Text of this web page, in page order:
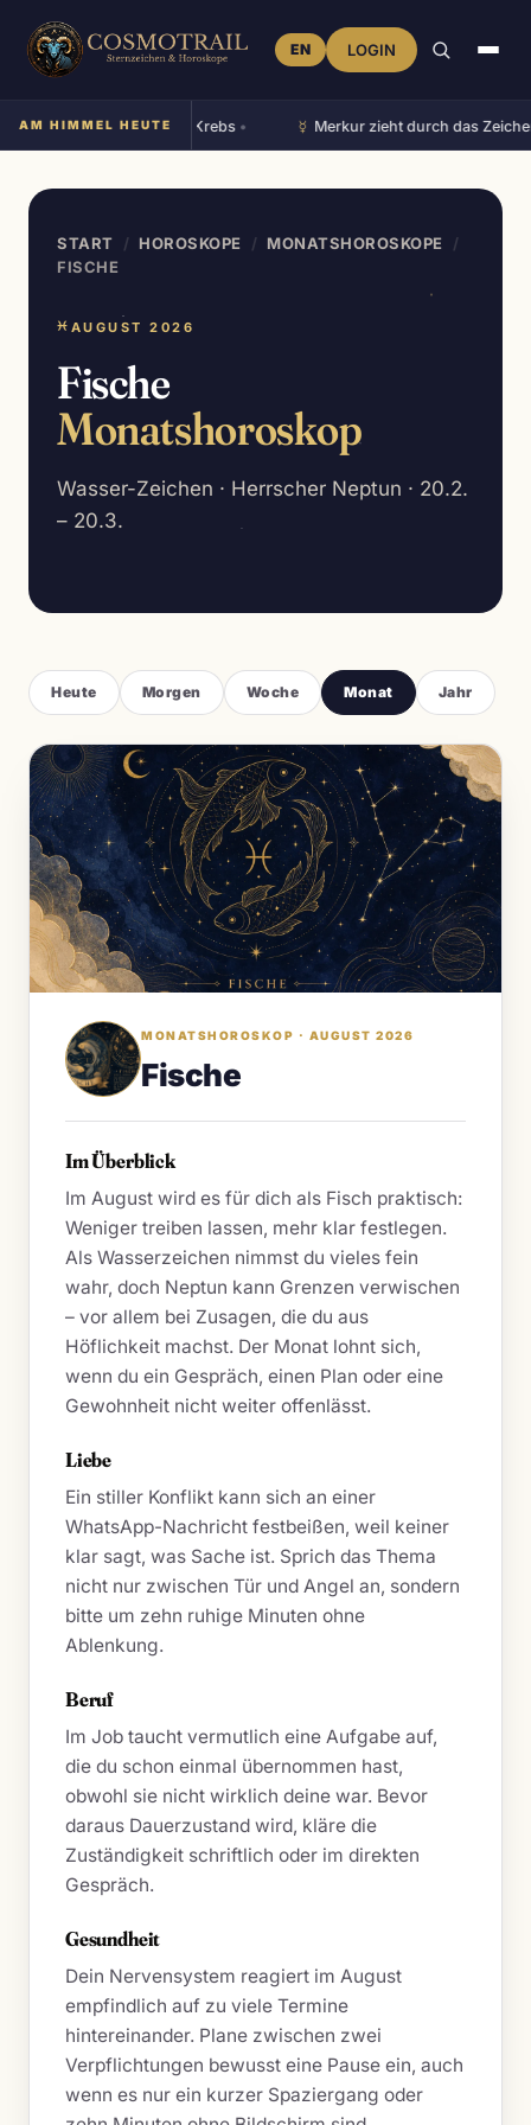
EN LOGIN
AM HIMMEL HEUTE
Mond steht im Zeichen Krebs• Merkur zieht durch das
START / HOROSKOPE / MONATSHOROSKOPE
/
FISCHE
♓ AUGUST 2026
Fische
Monatshoroskop
Wasser-Zeichen · Herrscher Neptun · 20.2.
– 20.3.
Heute Morgen Woche Monat Jahr
MONATSHOROSKOP · AUGUST 2026
Fische
Im Überblick
Im August wird es für dich als Fisch praktisch:
Weniger treiben lassen, mehr klar festlegen.
Als Wasserzeichen nimmst du vieles fein
wahr, doch Neptun kann Grenzen verwischen
– vor allem bei Zusagen, die du aus
Höflichkeit machst. Der Monat lohnt sich,
wenn du ein Gespräch, einen Plan oder eine
Gewohnheit nicht weiter offenlässt.
Liebe
Ein stiller Konflikt kann sich an einer
WhatsApp-Nachricht festbeißen, weil keiner
klar sagt, was Sache ist. Sprich das Thema
nicht nur zwischen Tür und Angel an, sondern
bitte um zehn ruhige Minuten ohne
Ablenkung.
Beruf
Im Job taucht vermutlich eine Aufgabe auf,
die du schon einmal übernommen hast,
obwohl sie nicht wirklich deine war. Bevor
daraus Dauerzustand wird, kläre die
Zuständigkeit schriftlich oder im direkten
Gespräch.
Gesundheit
Dein Nervensystem reagiert im August
empfindlich auf zu viele Termine
hintereinander. Plane zwischen zwei
Verpflichtungen bewusst eine Pause ein, auch
wenn es nur ein kurzer Spaziergang oder